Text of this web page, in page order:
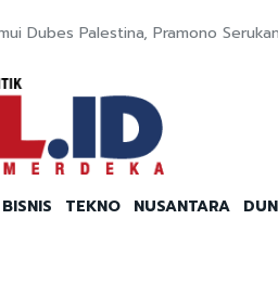
Dubes Palestina, Pramono
BISNIS TEKNO NUSANTARA